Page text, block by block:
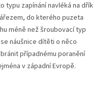
typu zapínání navléká na dřík
do kterého puzeta
méně než šroubovací typ
náušnice dítěti o něco
případnému poranění
v západní Evropě.